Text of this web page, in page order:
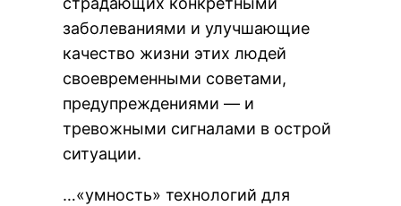
заболеваниями и улучшающие
качество жизни этих людей
своевременными советами,
предупреждениями — и
тревожными сигналами в острой
ситуации.
…«умность» технологий для